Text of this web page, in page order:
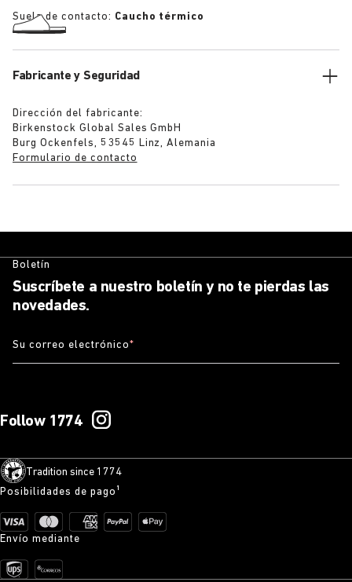
Suela de contacto: Caucho térmico
Fabricante y Seguridad
Dirección del fabricante:
Birkenstock Global Sales GmbH
Burg Ockenfels, 53545 Linz, Alemania
Formulario de contacto
Boletín
Suscríbete a nuestro boletín y no te pierdas las
novedades.
Su correo electrónico*
Follow 1774
Tradition since 1774
Posibilidades de pago¹
Envío mediante